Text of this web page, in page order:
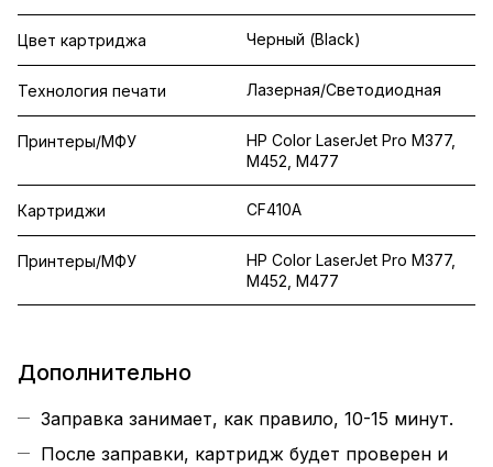
Цвет картриджа Черный (Black)
Технология печати Лазерная/Светодиодная
Принтеры/МФУ
HP Color LaserJet Pro M377,
M452, M477
Картриджи CF410A
Принтеры/МФУ
HP Color LaserJet Pro M377,
M452, M477
Дополнительно
Заправка занимает, как правило, 10-15 минут.
После заправки, картридж будет проверен и